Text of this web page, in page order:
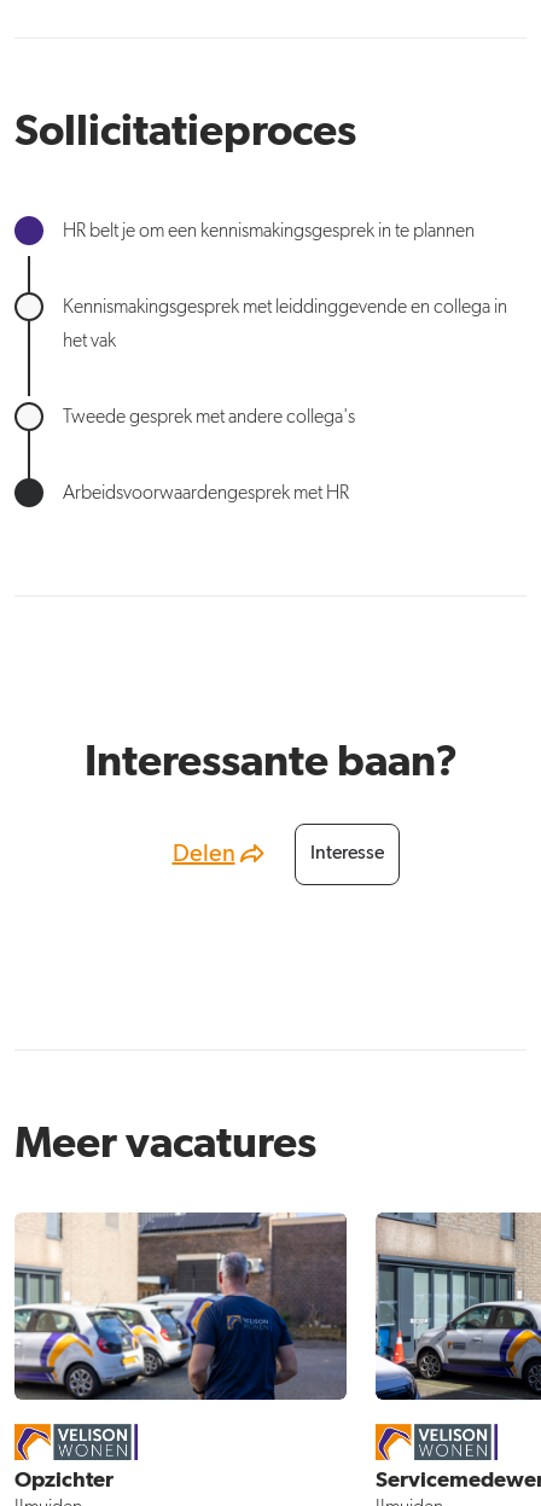
Sollicitatieproces
HR belt je om een kennismakingsgesprek in te plannen
Kennismakingsgesprek met leiddinggevende en collega in
het vak
Tweede gesprek met andere collega's
Arbeidsvoorwaardengesprek met HR
Interessante baan?
Delen Interesse
Meer vacatures
Opzichter